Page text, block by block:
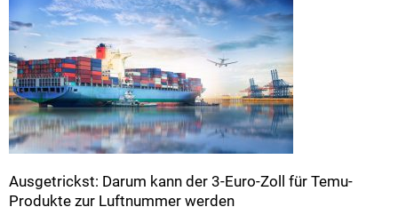
Ausgetrickst: Darum kann der 3-Euro-Zoll für Temu-
Produkte zur Luftnummer werden